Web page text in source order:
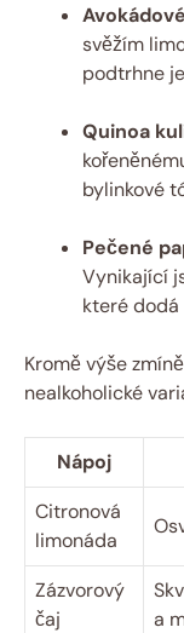
svěžím
podtrhne
Quinoa
bylinkové
Pečené
Vynikající
které
Kromě výše
nealkoholické
Nápoj
Citronová
limonáda
Zázvorový
čaj
a